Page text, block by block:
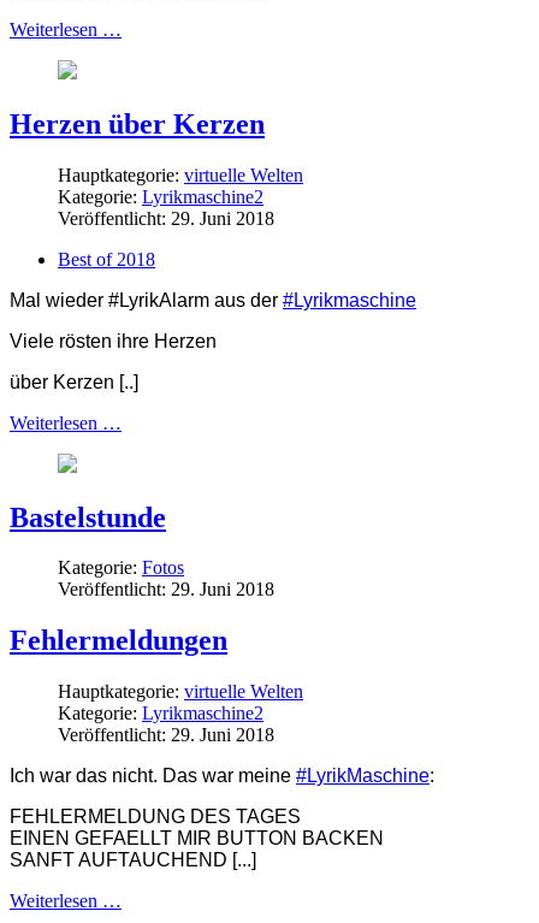
Weiterlesen …
Herzen über Kerzen
Hauptkategorie: virtuelle Welten
Kategorie: Lyrikmaschine2
Veröffentlicht: 29. Juni 2018
Best of 2018
Mal wieder #LyrikAlarm aus der #Lyrikmaschine
Viele rösten ihre Herzen
über Kerzen [..]
Weiterlesen …
Bastelstunde
Kategorie: Fotos
Veröffentlicht: 29. Juni 2018
Fehlermeldungen
Hauptkategorie: virtuelle Welten
Kategorie: Lyrikmaschine2
Veröffentlicht: 29. Juni 2018
Ich war das nicht. Das war meine #LyrikMaschine:
FEHLERMELDUNG DES TAGES
EINEN GEFAELLT MIR BUTTON BACKEN
SANFT AUFTAUCHEND [...]
Weiterlesen …